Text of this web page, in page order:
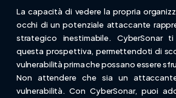
La capacità di vedere la propria
occhi di un potenziale attaccante
strategico inestimabile. CyberSonar
questa prospettiva, permettendoti di
vulnerabilità prima che possano essere
Non attendere che sia un
vulnerabilità. Con CyberSonar, puoi